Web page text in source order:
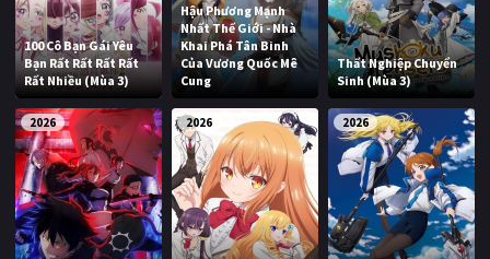
100 Cô Bạn Gái Yêu
Bạn Rất Rất Rất Rất
Rất Nhiều (Mùa 3)
Hậu Phương Mạnh
Nhất Thế Giới - Nhà
Khai Phá Tân Binh
Của Vương Quốc Mê
Cung
Thất Nghiệp Chuyển
Sinh (Mùa 3)
2026 2026 2026